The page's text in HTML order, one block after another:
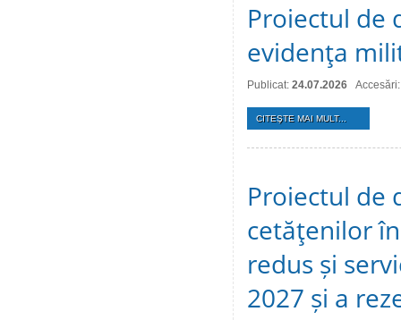
Proiectul de
evidenţa
Publicat: 24.07.2026
CITEŞTE MAI MULT...
Proiectul de
cetăţenilor
redus și
2027 și a